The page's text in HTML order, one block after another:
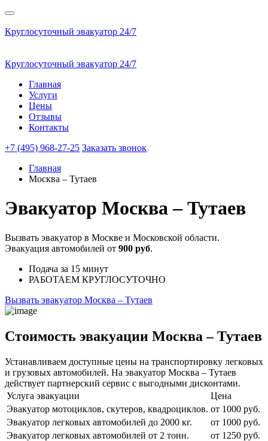
Круглосуточный эвакуатор 24/7
Круглосуточный эвакуатор 24/7
Главная
Услуги
Цены
Отзывы
Контакты
+7 (495) 968-27-25 Заказать звонок
Главная
Москва – Тутаев
Эвакуатор Москва – Тутаев
Вызвать эвакуатор в Москве и Московской области.
Эвакуация автомобилей от 900 руб.
Подача за 15 минут
РАБОТАЕМ КРУГЛОСУТОЧНО
Вызвать эвакуатор Москва – Тутаев
Стоимость эвакуации Москва – Тутаев
Устанавливаем доступные цены на транспортировку легковых
и грузовых автомобилей. На эвакуатор Москва – Тутаев
действует партнерский сервис с выгодными дисконтами.
Услуга эвакуации
Цена
Эвакуатор мотоциклов, скутеров, квадроциклов. от 1000 руб.
Эвакуатор легковых автомобилей до 2000 кг.
от 1000 руб.
Эвакуатор легковых автомобилей от 2 тонн.
от 1250 руб.